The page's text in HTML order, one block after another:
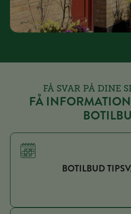
FÅ SVAR PÅ DINE
FÅ
BOTILBUD